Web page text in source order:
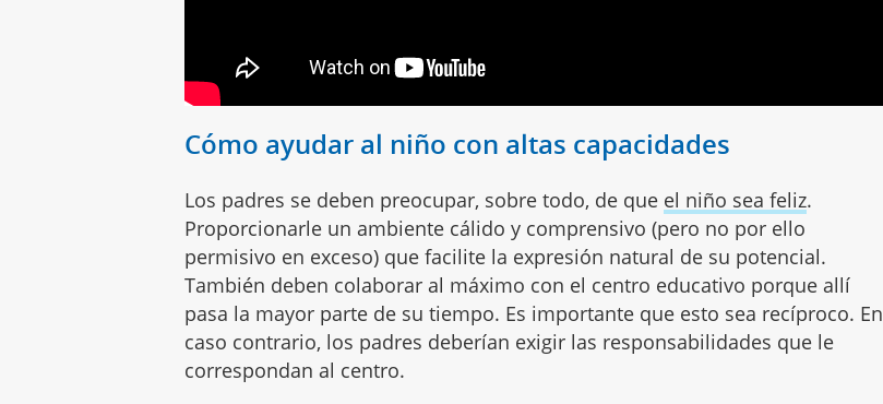
Cómo ayudar al niño con altas capacidades
Los padres se deben preocupar, sobre todo, de que el niño sea feliz.
Proporcionarle un ambiente cálido y comprensivo (pero no por ello
permisivo en exceso) que facilite la expresión natural de su potencial.
También deben colaborar al máximo con el centro educativo porque allí
pasa la mayor parte de su tiempo. Es importante que esto sea recíproco. En
caso contrario, los padres deberían exigir las responsabilidades que le
correspondan al centro.